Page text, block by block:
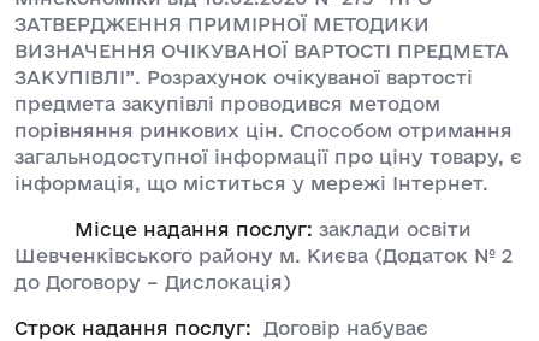
ЗАТВЕРДЖЕННЯ ПРИМІРНОЇ МЕТОДИКИ
ВИЗНАЧЕННЯ ОЧІКУВАНОЇ ВАРТОСТІ ПРЕДМЕТА
ЗАКУПІВЛІ”. Розрахунок очікуваної вартості
предмета закупівлі проводився методом
порівняння ринкових цін. Способом отримання
загальнодоступної інформації про ціну товару, є
інформація, що міститься у мережі Інтернет.
Місце надання послуг: заклади освіти
Шевченківського району м. Києва (Додаток № 2
до Договору – Дислокація)
Строк надання послуг: Договір набуває